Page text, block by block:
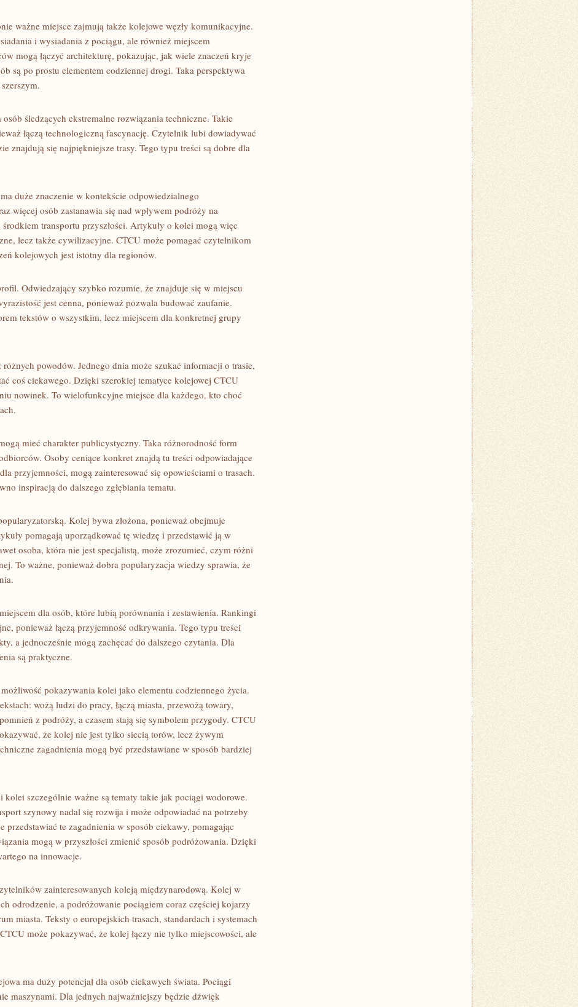
ważne miejsce zajmują także kolejowe węzły komunikacyjne.
i wysiadania z pociągu, ale również miejscem
mogą łączyć architekturę, pokazując, jak wiele znaczeń kryje
są po prostu elementem codziennej drogi. Taka perspektywa
śledzących ekstremalne rozwiązania techniczne. Takie
łączą technologiczną fascynację. Czytelnik lubi dowiadywać
znajdują się najpiękniejsze trasy. Tego typu treści są dobre dla
duże znaczenie w kontekście odpowiedzialnego
więcej osób zastanawia się nad wpływem podróży na
transportu przyszłości. Artykuły o kolei mogą więc
lecz także cywilizacyjne. CTCU może pomagać czytelnikom
kolejowych jest istotny dla regionów.
Odwiedzający szybko rozumie, że znajduje się w miejscu
jest cenna, ponieważ pozwala budować zaufanie.
tekstów o wszystkim, lecz miejscem dla konkretnej grupy
powodów. Jednego dnia może szukać informacji o trasie,
coś ciekawego. Dzięki szerokiej tematyce kolejowej CTCU
nowinek. To wielofunkcyjne miejsce dla każdego, kto choć
mieć charakter publicystyczny. Taka różnorodność form
Osoby ceniące konkret znajdą tu treści odpowiadające
przyjemności, mogą zainteresować się opowieściami o trasach.
inspiracją do dalszego zgłębiania tematu.
Kolej bywa złożona, ponieważ obejmuje
pomagają uporządkować tę wiedzę i przedstawić ją w
osoba, która nie jest specjalistą, może zrozumieć, czym różni
To ważne, ponieważ dobra popularyzacja wiedzy sprawia, że
dla osób, które lubią porównania i zestawienia. Rankingi
ponieważ łączą przyjemność odkrywania. Tego typu treści
a jednocześnie mogą zachęcać do dalszego czytania. Dla
są praktyczne.
pokazywania kolei jako elementu codziennego życia.
wożą ludzi do pracy, łączą miasta, przewożą towary,
z podróży, a czasem stają się symbolem przygody. CTCU
że kolej nie jest tylko siecią torów, lecz żywym
zagadnienia mogą być przedstawiane w sposób bardziej
kolei szczególnie ważne są tematy takie jak pociągi wodorowe.
szynowy nadal się rozwija i może odpowiadać na potrzeby
przedstawiać te zagadnienia w sposób ciekawy, pomagając
mogą w przyszłości zmienić sposób podróżowania. Dzięki
na innowacje.
zainteresowanych koleją międzynarodową. Kolej w
odrodzenie, a podróżowanie pociągiem coraz częściej kojarzy
miasta. Teksty o europejskich trasach, standardach i systemach
może pokazywać, że kolej łączy nie tylko miejscowości, ale
ma duży potencjał dla osób ciekawych świata. Pociągi
maszynami. Dla jednych najważniejszy będzie dźwięk